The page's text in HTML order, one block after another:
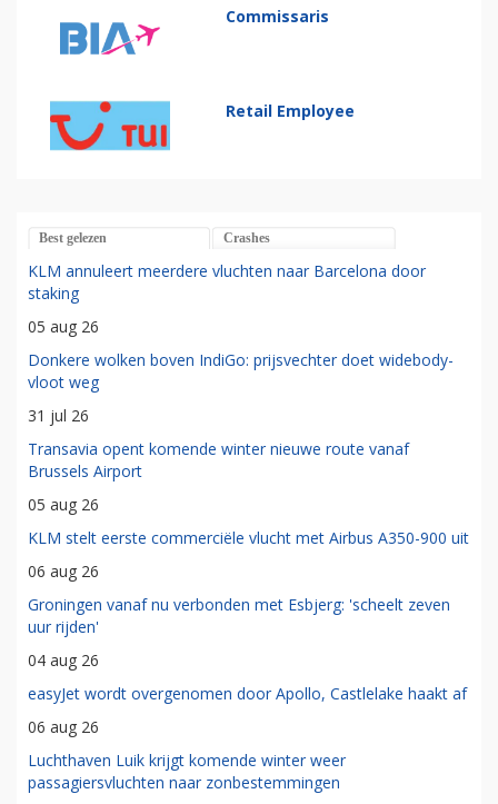
Commissaris
Retail Employee
Best gelezen Crashes
KLM annuleert meerdere vluchten naar Barcelona door
staking
05 aug 26
Donkere wolken boven IndiGo: prijsvechter doet widebody-
vloot weg
31 jul 26
Transavia opent komende winter nieuwe route vanaf
Brussels Airport
05 aug 26
KLM stelt eerste commerciële vlucht met Airbus A350-900 uit
06 aug 26
Groningen vanaf nu verbonden met Esbjerg: 'scheelt zeven
uur rijden'
04 aug 26
easyJet wordt overgenomen door Apollo, Castlelake haakt af
06 aug 26
Luchthaven Luik krijgt komende winter weer
passagiersvluchten naar zonbestemmingen